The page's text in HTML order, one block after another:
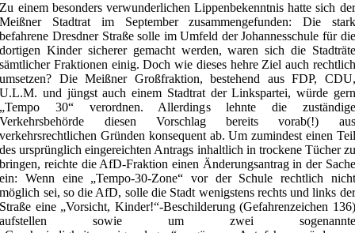
Zu einem besonders verwunderlichen Lippenbekenntnis hatte sich der
Meißner Stadtrat im September zusammengefunden: Die stark
befahrene Dresdner Straße solle im Umfeld der Johannesschule für die
dortigen Kinder sicherer gemacht werden, waren sich die Stadträte
sämtlicher Fraktionen einig. Doch wie dieses hehre Ziel auch rechtlich
umsetzen? Die Meißner Großfraktion, bestehend aus FDP, CDU,
U.L.M. und jüngst auch einem Stadtrat der Linkspartei, würde gern
„Tempo 30“ verordnen. Allerdings lehnte die zuständige
Verkehrsbehörde diesen Vorschlag bereits vorab(!) aus
verkehrsrechtlichen Gründen konsequent ab. Um zumindest einen Teil
des ursprünglich eingereichten Antrags inhaltlich in trockene Tücher zu
bringen, reichte die AfD-Fraktion einen Änderungsantrag in der Sache
ein: Wenn eine „Tempo-30-Zone“ vor der Schule rechtlich nicht
möglich sei, so die AfD, solle die Stadt wenigstens rechts und links der
Straße eine „Vorsicht, Kinder!“-Beschilderung (Gefahrenzeichen 136)
aufstellen sowie um zwei sogenannte